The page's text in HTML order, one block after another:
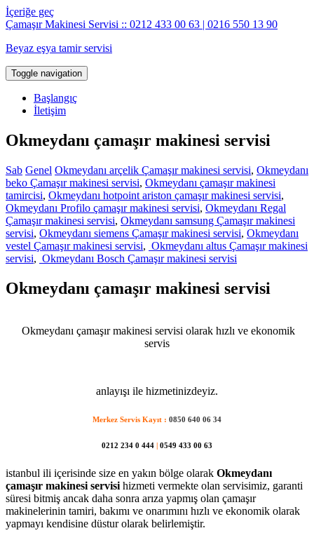
İçeriğe geç
Çamaşır Makinesi Servisi :: 0212 433 00 63 | 0216 550 13 90
Beyaz eşya tamir servisi
Toggle navigation
Başlangıç
İletişim
Okmeydanı çamaşır makinesi servisi
Sab Genel Okmeydanı arçelik Çamaşır makinesi servisi, Okmeydanı
beko Çamaşır makinesi servisi, Okmeydanı çamaşır makinesi
tamircisi, Okmeydanı hotpoint ariston çamaşır makinesi servisi,
Okmeydanı Profilo çamaşır makinesi servisi, Okmeydanı Regal
Çamaşır makinesi servisi, Okmeydanı samsung Çamaşır makinesi
servisi, Okmeydanı siemens Çamaşır makinesi servisi, Okmeydanı
vestel Çamaşır makinesi servisi, Okmeydanı altus Çamaşır makinesi
servisi, Okmeydanı Bosch Çamaşır makinesi servisi
Okmeydanı çamaşır makinesi servisi
Okmeydanı çamaşır makinesi servisi olarak hızlı ve ekonomik
servis
anlayışı ile hizmetinizdeyiz.
Merkez Servis Kayıt : 0850 640 06 34
0212 234 0 444 | 0549 433 00 63
istanbul ili içerisinde size en yakın bölge olarak Okmeydanı
çamaşır makinesi servisi hizmeti vermekte olan servisimiz, garanti
süresi bitmiş ancak daha sonra arıza yapmış olan çamaşır
makinelerinin tamiri, bakımı ve onarımını hızlı ve ekonomik olarak
yapmayı kendisine düstur olarak belirlemiştir.